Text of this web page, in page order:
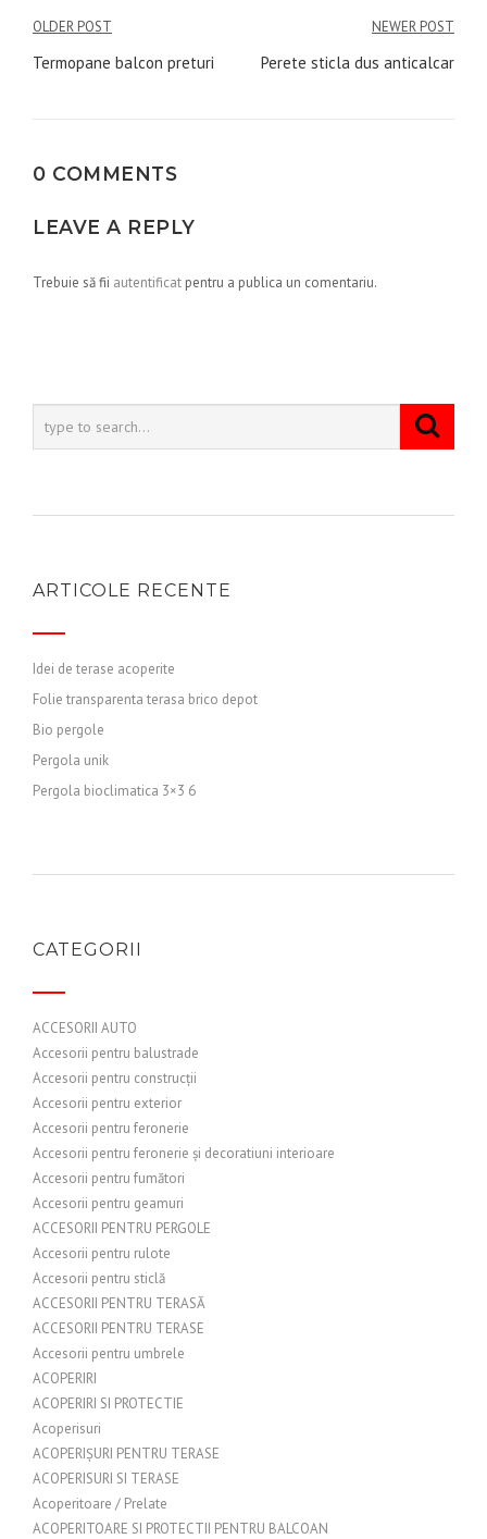
Navigare
în
OLDER POST
Termopane balcon preturi
NEWER POST
Perete sticla dus anticalcar
0 COMMENTS
LEAVE A REPLY
Trebuie să fii autentificat pentru a publica un comentariu.
ARTICOLE RECENTE
Idei de terase acoperite
Folie transparenta terasa brico depot
Bio pergole
Pergola unik
Pergola bioclimatica 3×3 6
CATEGORII
ACCESORII AUTO
Accesorii pentru balustrade
Accesorii pentru construcții
Accesorii pentru exterior
Accesorii pentru feronerie
Accesorii pentru feronerie și decoratiuni interioare
Accesorii pentru fumători
Accesorii pentru geamuri
ACCESORII PENTRU PERGOLE
Accesorii pentru rulote
Accesorii pentru sticlă
ACCESORII PENTRU TERASĂ
ACCESORII PENTRU TERASE
Accesorii pentru umbrele
ACOPERIRI
ACOPERIRI SI PROTECTIE
Acoperisuri
ACOPERIȘURI PENTRU TERASE
ACOPERISURI SI TERASE
Acoperitoare / Prelate
ACOPERITOARE SI PROTECTII PENTRU BALCOAN